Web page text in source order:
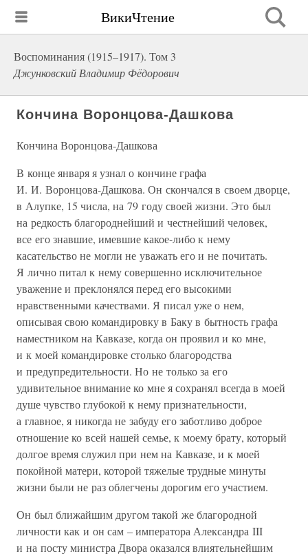
ВикиЧтение
Воспоминания (1915–1917). Том 3
Джунковский Владимир Фёдорович
Кончина Воронцова-Дашкова
Кончина Воронцова-Дашкова
В конце января я узнал о кончине графа
И. И. Воронцова-Дашкова. Он скончался в своем дворце,
в Алупке, 15 числа, на 79 году своей жизни. Это был
на редкость благороднейший и честнейший человек,
все его знавшие, имевшие какое-либо к нему
касательство не могли не уважать его и не почитать.
Я лично питал к нему совершенно исключительное
уважение и преклонялся перед его высокими
нравственными качествами. Я писал уже о нем,
описывая свою командировку в Баку в бытность графа
наместником на Кавказе, когда он проявил и ко мне,
и к моей командировке столько благородства
и предупредительности. Но не только за его
удивительное внимание ко мне я сохранял всегда в моей
душе чувство глубокой к нему признательности,
а главное, я никогда не забуду его заботливо доброе
отношение ко всей нашей семье, к моему брату, который
долгое время служил при нем на Кавказе, и к моей
покойной матери, которой тяжелые трудные минуты
жизни были не раз облегчены дорогим его участием.
Он был ближайшим другом такой же благородной
личности как и он сам – императора Александра III
и на посту министра Двора оказался влиятельнейшим